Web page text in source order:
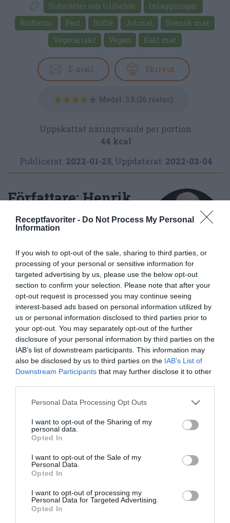
Receptfavoriter - Do Not Process My Personal
Information
If you wish to opt-out of the sale, sharing to third parties, or
processing of your personal or sensitive information for
targeted advertising by us, please use the below opt-out
section to confirm your selection. Please note that after your
opt-out request is processed you may continue seeing
interest-based ads based on personal information utilized by
us or personal information disclosed to third parties prior to
your opt-out. You may separately opt-out of the further
disclosure of your personal information by third parties on the
IAB’s list of downstream participants. This information may
also be disclosed by us to third parties on the IAB’s List of
Downstream Participants that may further disclose it to other
Personal Data Processing Opt Outs
I want to opt-out of the Sharing of my
personal data.
Opted In
I want to opt-out of the Sale of my
Personal Data.
Opted In
I want to opt-out of processing my
Personal Data for Targeted Advertising.
Opted In
Sidorätter och tillbehör
Inläggningar
Rödbetor
Fest Buffé Julmat
Svensk mat
Vegetariskt
Vegan Kall mat
E-mail Skriv ut
Medel: 3.5 (26 röster)
Uppskattat näringsvärde per portion:
44 kcal
Publicerat: 2022-01-25, Uppdaterat: 2022-02-04
Författare:Henrik
Mattsson
med en fil. kand i
Måltidsvetenskap från
restauranghögskolan i Grythyttan. På denna sida
delar jag med mig av tusentals olika recept för alla
smaker - noviser som hemmakockar. Alla recept
har jag provlagat, skrivit och fotat så att du ska
kunna laga dem med bästa resultat hemma. Läs mer
om mig.
Tillbehör och liknande:
RECEPT